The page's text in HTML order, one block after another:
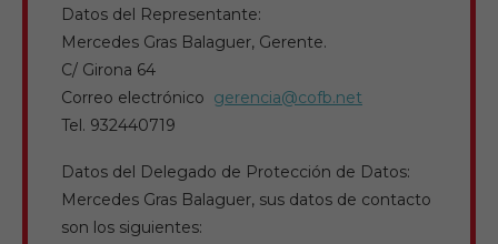
Datos del Representante:
Mercedes Gras Balaguer, Gerente.
C/ Girona 64
Correo electrónico gerencia@cofb.net
Tel. 932440719
Datos del Delegado de Protección de Datos:
Mercedes Gras Balaguer, sus datos de contacto
son los siguientes: